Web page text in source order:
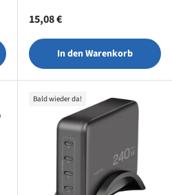
Normaler Preis
15,08 €
In den Warenkorb
Bald wieder da!